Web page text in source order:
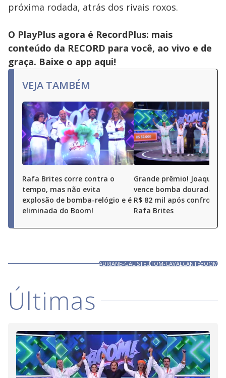
close
próxima rodada, atrás dos rivais roxos.
O PlayPlus agora é RecordPlus: mais
conteúdo da RECORD para você, ao vivo e de
graça. Baixe o app aqui!
VEJA TAMBÉM
Rafa Brites corre contra o
tempo, mas não evita
explosão de bomba-relógio e é
eliminada do Boom!
Grande prêmio! Joaquim
vence bomba dourada e
R$ 82 mil após confronto
Rafa Brites
ADRIANE-GALISTEUTOM-CAVALCANTEBOOM
Últimas